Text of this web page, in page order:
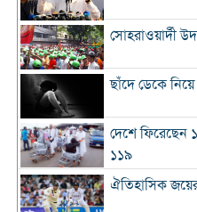
সোহরাওয়ার্দী
ছাঁদে ডেকে
দেশে ফিরেছেন
১১৯
ঐতিহাসিক